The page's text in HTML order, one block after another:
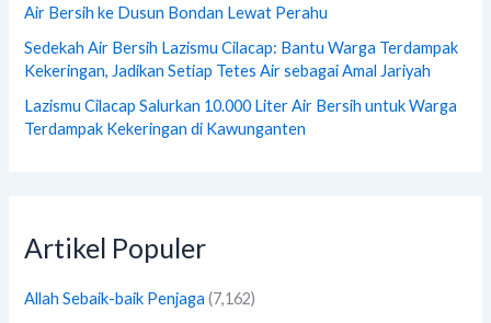
Air Bersih ke Dusun Bondan Lewat Perahu
Sedekah Air Bersih Lazismu Cilacap: Bantu Warga Terdampak
Kekeringan, Jadikan Setiap Tetes Air sebagai Amal Jariyah
Lazismu Cilacap Salurkan 10.000 Liter Air Bersih untuk Warga
Terdampak Kekeringan di Kawunganten
Artikel Populer
Allah Sebaik-baik Penjaga (7,162)